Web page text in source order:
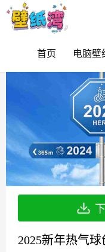
首页 电脑壁
2025新年热气